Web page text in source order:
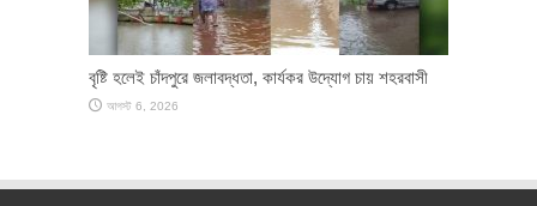
বৃষ্টি হলেই চাঁদপুরে জলাবদ্ধতা, কার্যকর উদ্যোগ চায় শহরবাসী
আগস্ট 6, 2026